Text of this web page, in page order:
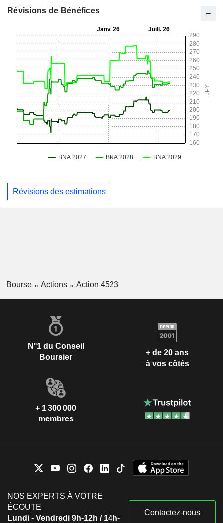
Révisions de Bénéfices
Révisions des estimations
Bourse Actions Action 4523
N°1 du Conseil
Boursier
+ de 20 ans
à vos côtés
+ 1 300 000
membres
NOS EXPERTS À VOTRE
ÉCOUTE
Lundi - Vendredi 9h-12h / 14h-
Contactez-nous